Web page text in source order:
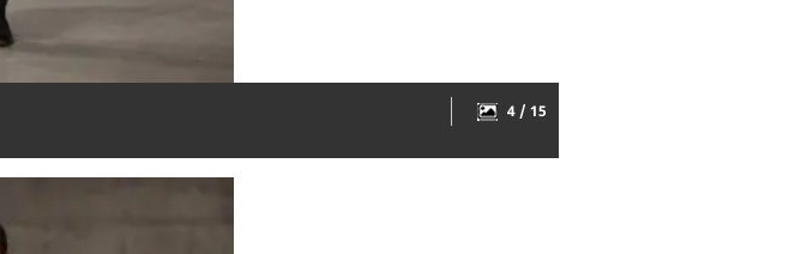
4 / 15